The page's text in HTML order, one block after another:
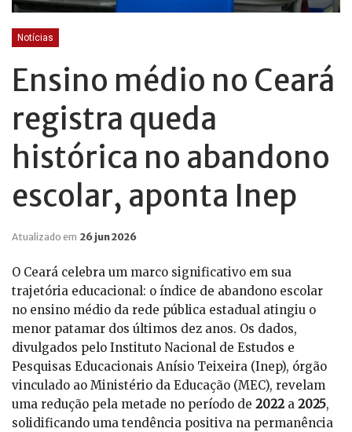
Notícias
Ensino médio no Ceará
registra queda
histórica no abandono
escolar, aponta Inep
Atualizado em 26 jun 2026
O Ceará celebra um marco significativo em sua
trajetória educacional: o índice de abandono escolar
no ensino médio da rede pública estadual atingiu o
menor patamar dos últimos dez anos. Os dados,
divulgados pelo Instituto Nacional de Estudos e
Pesquisas Educacionais Anísio Teixeira (Inep), órgão
vinculado ao Ministério da Educação (MEC), revelam
uma redução pela metade no período de 2022 a 2025,
solidificando uma tendência positiva na permanência